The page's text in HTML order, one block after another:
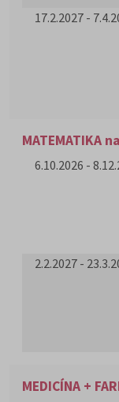
17.2.2027 -
MATEMATIKA
6.10.2026 -
2.2.2027 -
MEDICÍNA +